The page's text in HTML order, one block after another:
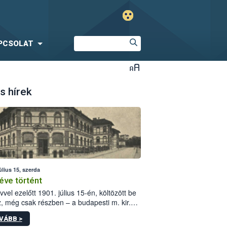
hírek
15, szerda
történt
ezelőtt 1901. július 15-én, költözött be
még csak részben – a budapesti m. kir.
állomás a Kis Rókus utca
alatti, Czigler Győző által tervezett új
>